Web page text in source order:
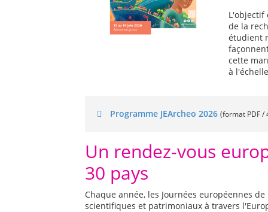
L'objectif
de la
étudient
cette
à
Programme JEArcheo 2026 (format PDF /
Un rendez-vous
30 pays
Chaque année, les Journées européennes
scientifiques et patrimoniaux à travers